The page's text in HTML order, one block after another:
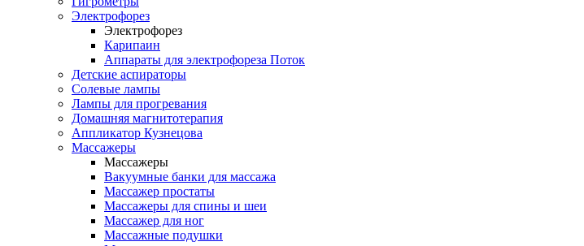
Электрофорез
Электрофорез
Карипаин
Аппараты для электрофореза Поток
Детские аспираторы
Солевые лампы
Лампы для прогревания
Домашняя магнитотерапия
Аппликатор Кузнецова
Массажеры
Массажеры
Вакуумные банки для массажа
Массажер простаты
Массажеры для спины и шеи
Массажер для ног
Массажные подушки